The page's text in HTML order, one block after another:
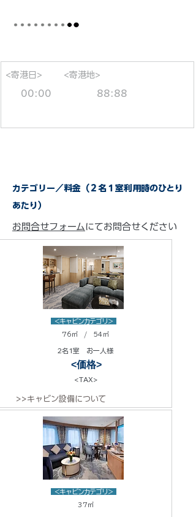
<寄港日>
00:00
<寄港地>
88:88
カテゴリー／料金（２名１室利用時のひとり
あたり）
お問合せフォームにてお問合せください
<キャビンカテゴリ>
76㎡ / 54㎡
2名1室 お一人様
<価格>
<TAX>
>>キャビン設備について
<キャビンカテゴリ>
37㎡